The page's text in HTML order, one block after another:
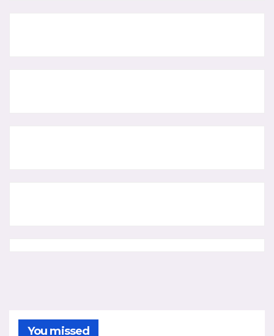
You missed